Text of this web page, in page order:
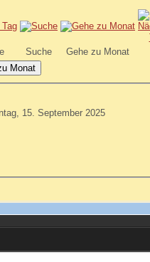
Suche
Gehe zu Monat
Monat
15. September 2025